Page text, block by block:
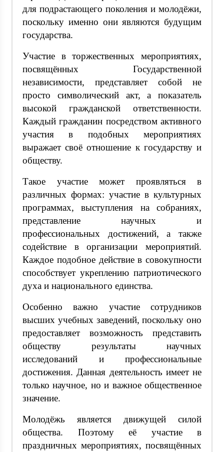
для подрастающего поколения и молодёжи,
поскольку именно они являются будущим
государства.
Участие в торжественных мероприятиях,
посвящённых Государственной
независимости, представляет собой не
просто символический акт, а показатель
высокой гражданской ответственности.
Каждый гражданин посредством активного
участия в подобных мероприятиях
выражает своё отношение к государству и
обществу.
Такое участие может проявляться в
различных формах: участие в культурных
программах, выступления на собраниях,
представление научных и
профессиональных достижений, а также
содействие в организации мероприятий.
Каждое подобное действие в совокупности
способствует укреплению патриотического
духа и национального единства.
Особенно важно участие сотрудников
высших учебных заведений, поскольку оно
предоставляет возможность представить
обществу результаты научных
исследований и профессиональные
достижения. Данная деятельность имеет не
только научное, но и важное общественное
значение.
Молодёжь является движущей силой
общества. Поэтому её участие в
праздничных мероприятиях, посвящённых